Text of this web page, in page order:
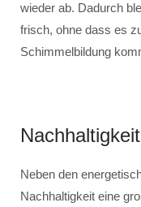
wieder ab. Dadurch
frisch, ohne dass es
Schimmelbildung
Neben den
Nachhaltigkeit eine